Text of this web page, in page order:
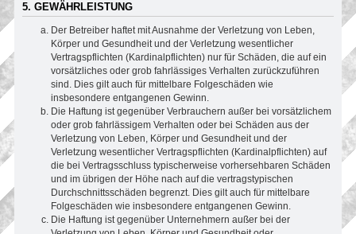
5. GEWÄHRLEISTUNG
Der Betreiber haftet mit Ausnahme der Verletzung von Leben,
Körper und Gesundheit und der Verletzung wesentlicher
Vertragspflichten (Kardinalpflichten) nur für Schäden, die auf ein
vorsätzliches oder grob fahrlässiges Verhalten zurückzuführen
sind. Dies gilt auch für mittelbare Folgeschäden wie
insbesondere entgangenen Gewinn.
Die Haftung ist gegenüber Verbrauchern außer bei vorsätzlichem
oder grob fahrlässigem Verhalten oder bei Schäden aus der
Verletzung von Leben, Körper und Gesundheit und der
Verletzung wesentlicher Vertragspflichten (Kardinalpflichten) auf
die bei Vertragsschluss typischerweise vorhersehbaren Schäden
und im übrigen der Höhe nach auf die vertragstypischen
Durchschnittsschäden begrenzt. Dies gilt auch für mittelbare
Folgeschäden wie insbesondere entgangenen Gewinn.
Die Haftung ist gegenüber Unternehmern außer bei der